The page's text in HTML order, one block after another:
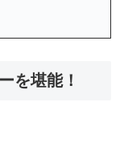
を堪能！